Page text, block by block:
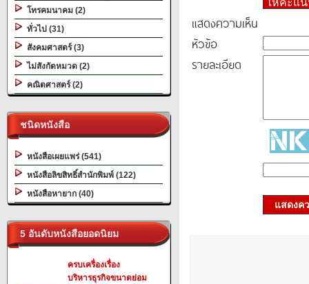
โทรคมนาคม (2)
ทั่วไป (31)
สังคมศาสตร์ (3)
ไม่สังกัดหมวด (2)
คณิตศาสตร์ (2)
ชนิดหนังสือ
หนังสือเผยแพร่ (541)
หนังสือลิขสิทธิ์สำนักพิมพ์ (122)
หนังสือหายาก (40)
5 อันดับหนังสือยอดนิยม
ครบเครื่องเรื่อง
บริหารธุรกิจขนาดย่อม
ให้คะแ
แสดงความเห็น
หัวข้อ
รายละเอียด
แสดงค